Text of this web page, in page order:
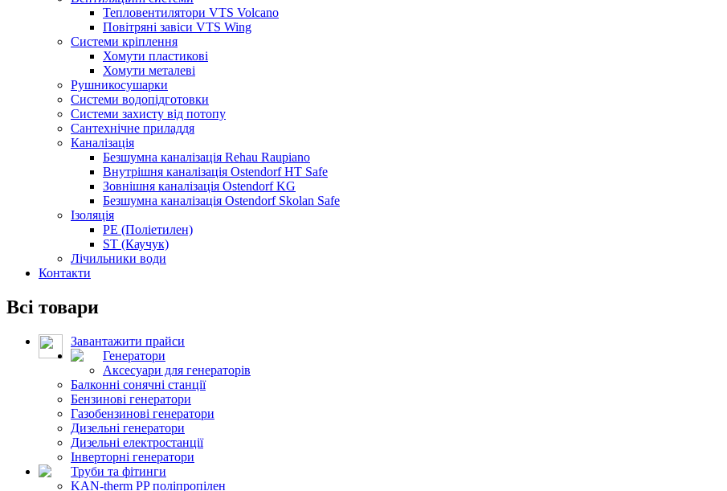
Тепловентилятори VTS Volcano
Повітряні завіси VTS Wing
Системи кріплення
Хомути пластикові
Хомути металеві
Рушникосушарки
Системи водопідготовки
Системи захисту від потопу
Сантехнічне приладдя
Каналізація
Безшумна каналізація Rehau Raupiano
Внутрішня каналізація Ostendorf HT Safe
Зовнішня каналізація Ostendorf KG
Безшумна каналізація Ostendorf Skolan Safe
Ізоляція
PE (Поліетилен)
ST (Каучук)
Лічильники води
Контакти
Всі товари
Завантажити прайси
Генератори
Аксесуари для генераторів
Балконні сонячні станції
Бензинові генератори
Газобензинові генератори
Дизельні генератори
Дизельні електростанції
Інверторні генератори
Труби та фітинги
KAN-therm PP поліпропілен